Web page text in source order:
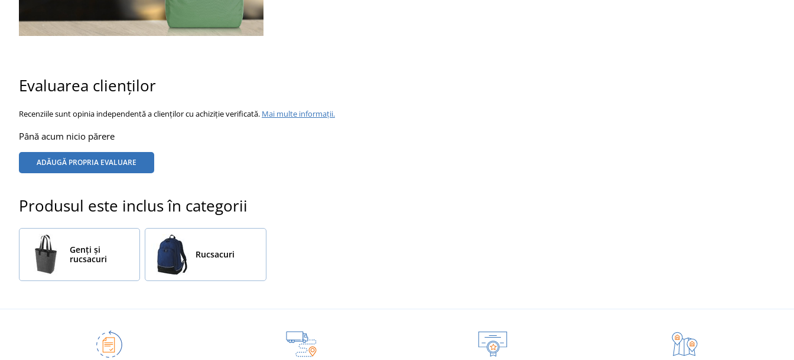
Evaluarea clienților
Recenziile sunt opinia independentă a clienților cu achiziție verificată. Mai multe informații.
Până acum nicio părere
ADĂUGĂ PROPRIA EVALUARE
Produsul este inclus în categorii
Genți și
rucsacuri
Rucsacuri